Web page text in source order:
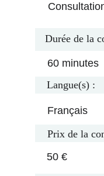
Langue(s) :
Durée de la
Prix de la
60 minutes
Français
50 €